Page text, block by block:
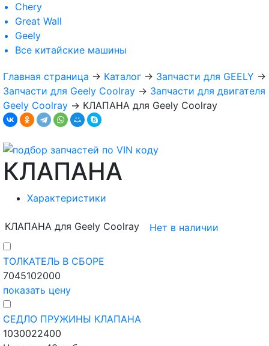
Chery
Great Wall
Geely
Все китайские машины
Главная страница → Каталог → Запчасти для GEELY →
Запчасти для Geely Coolray → Запчасти для двигателя
Geely Coolray → КЛАПАНА для Geely Coolray
КЛАПАНА
Характеристики
КЛАПАНА для Geely Coolray Нет в наличии
ТОЛКАТЕЛЬ В СБОРЕ
7045102000
показать цену
СЕДЛО ПРУЖИНЫ КЛАПАНА
1030022400